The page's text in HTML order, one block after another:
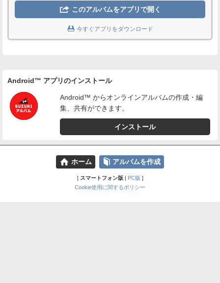
 このアルバムをアプリで開く
 今すぐアプリをダウンロード
Android™ アプリのインストール
Android™ からオンラインアルバムの作成・編
集、共有ができます。
インストール
⌂ ホーム 📕 アルバムを作成
[ スマートフォン版| PC版 ]
Cookie使用に関するポリシー